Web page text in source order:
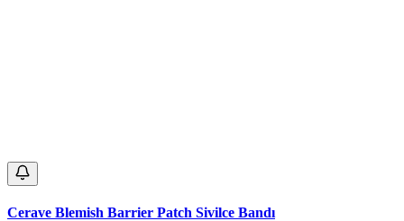
Cerave Blemish Barrier Patch Sivilce Bandı